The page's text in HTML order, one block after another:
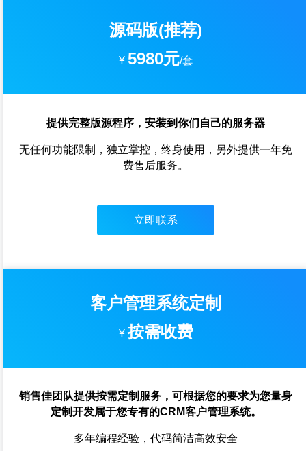
源码版(推荐)
¥ 5980元/套
提供完整版源程序，安装到你们自己的服务器
无任何功能限制，独立掌控，终身使用，另外提供一年免
费售后服务。
立即联系
客户管理系统定制
¥ 按需收费
销售佳团队提供按需定制服务，可根据您的要求为您量身
定制开发属于您专有的CRM客户管理系统。
多年编程经验，代码简洁高效安全